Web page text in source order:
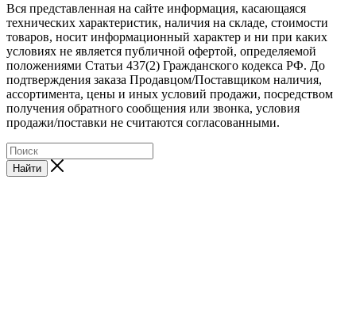
Вся представленная на сайте информация, касающаяся
технических характеристик, наличия на складе, стоимости
товаров, носит информационный характер и ни при каких
условиях не является публичной офертой, определяемой
положениями Статьи 437(2) Гражданского кодекса РФ. До
подтверждения заказа Продавцом/Поставщиком наличия,
ассортимента, цены и иных условий продажи, посредством
получения обратного сообщения или звонка, условия
продажи/поставки не считаются согласованными.
Найти